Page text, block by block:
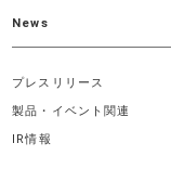
News
プレスリリース
製品・イベント関連
IR情報